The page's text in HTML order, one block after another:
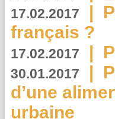
17.02.2017 |
français ?
17.02.2017 |
30.01.2017 |
d’une
urbaine